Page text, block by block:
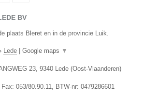
BV
plaats Bleret en in de provincie Luik.
Lede Google maps ▼
23, 9340 Lede (Oost-Vlaanderen)
Fax: 053/80.90.11, BTW-nr: 0479286601